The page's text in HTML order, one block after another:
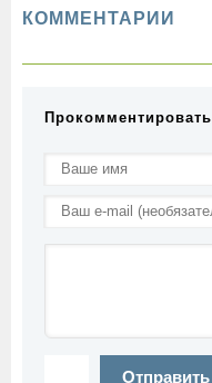
КОММЕНТАРИИ
Прокомментировать
Отправить